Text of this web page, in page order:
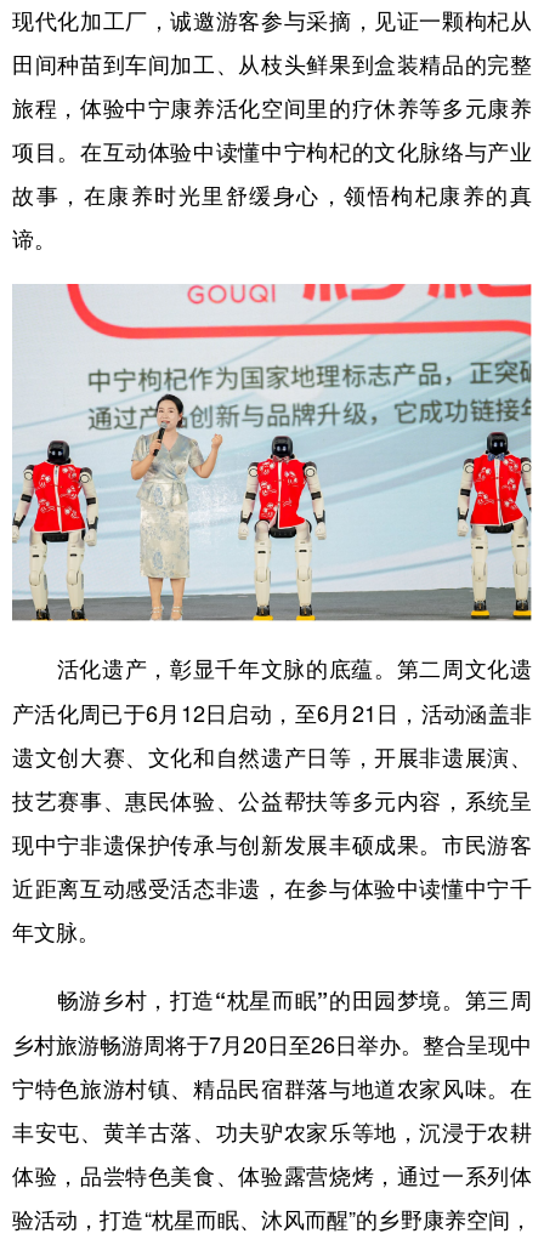
现代化加工厂，诚邀游客参与采摘，见证一颗枸杞从
田间种苗到车间加工、从枝头鲜果到盒装精品的完整
旅程，体验中宁康养活化空间里的疗休养等多元康养
项目。在互动体验中读懂中宁枸杞的文化脉络与产业
故事，在康养时光里舒缓身心，领悟枸杞康养的真
谛。
活化遗产，彰显千年文脉的底蕴。 第二周文化遗
产活化周已于6月12日启动，至6月21日，活动涵盖非
遗文创大赛、文化和自然遗产日等，开展非遗展演、
技艺赛事、惠民体验、公益帮扶等多元内容，系统呈
现中宁非遗保护传承与创新发展丰硕成果。市民游客
近距离互动感受活态非遗，在参与体验中读懂中宁千
年文脉。
畅游乡村，打造“枕星而眠”的田园梦境。 第三周
乡村旅游畅游周将于7月20日至26日举办。整合呈现中
宁特色旅游村镇、精品民宿群落与地道农家风味。在
丰安屯、黄羊古落、功夫驴农家乐等地，沉浸于农耕
体验，品尝特色美食、体验露营烧烤，通过一系列体
验活动，打造“枕星而眠、沐风而醒”的乡野康养空间，